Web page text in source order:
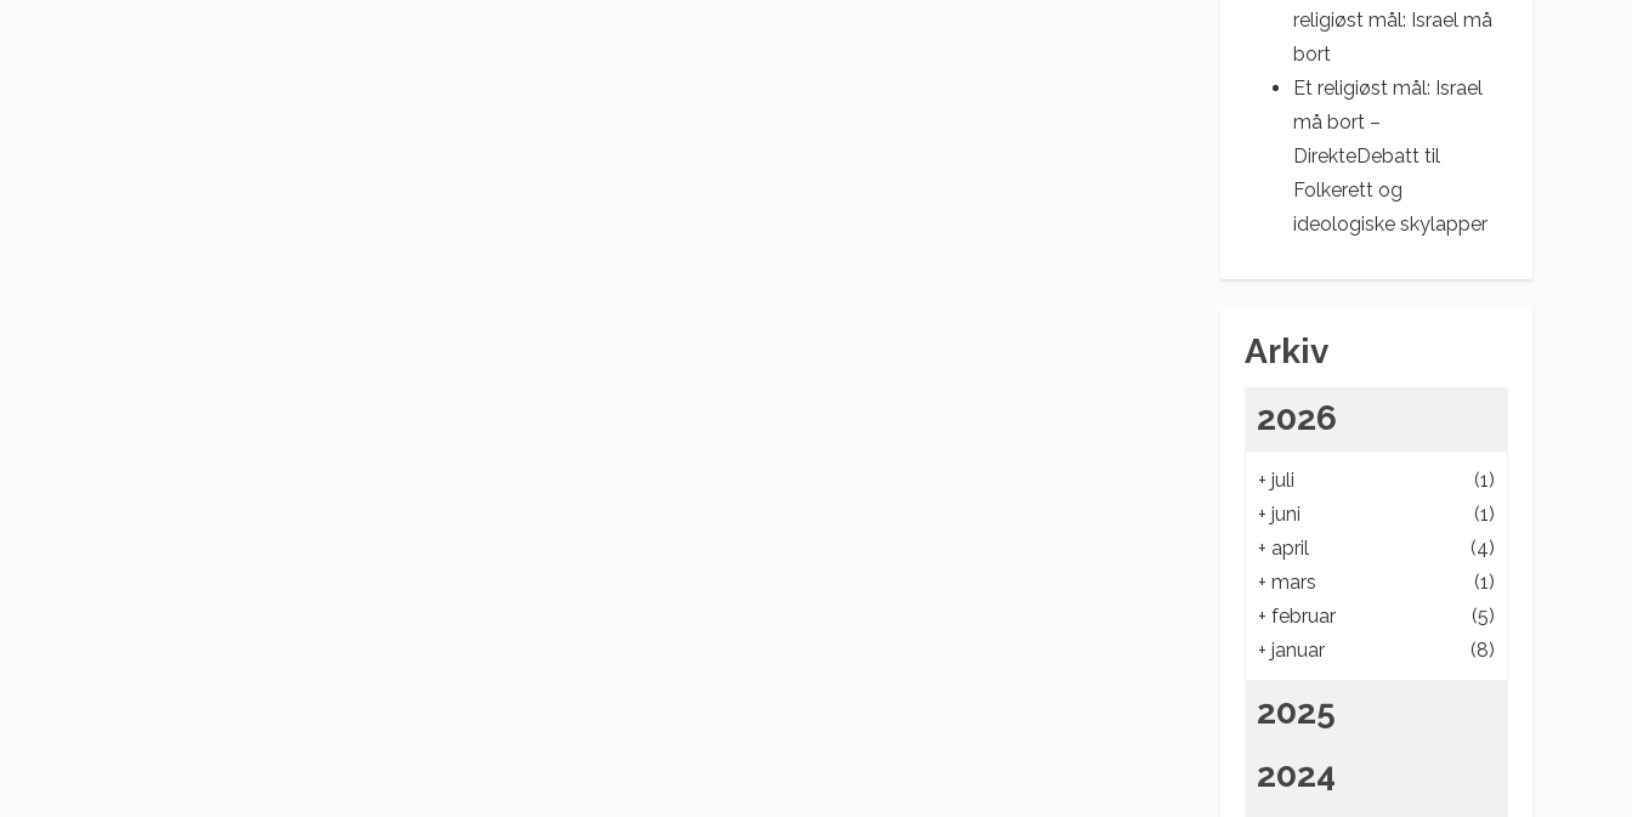
religiøst mål: Israel må
bort
Et religiøst mål: Israel
må bort –
DirekteDebatttil
Folkerett og
ideologiske skylapper
Arkiv
2026
+ juli
(1)
+ juni
(1)
+ april
(4)
+ mars
(1)
+ februar
(5)
+ januar (8)
2025
2024